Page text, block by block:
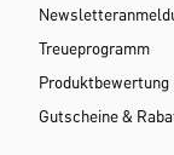
Treueprogramm
Produktbewertung
Gutscheine &